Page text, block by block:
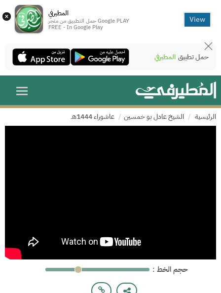
× المطيرفي
حمل التطبيق من متجر Google PLAY
FREE - In Google Play
View
حمل تطبيق المطيرفي
الرئيسية الشيخ عادل بو خمسين عاشوراء 1444هـ
: حجم الخط